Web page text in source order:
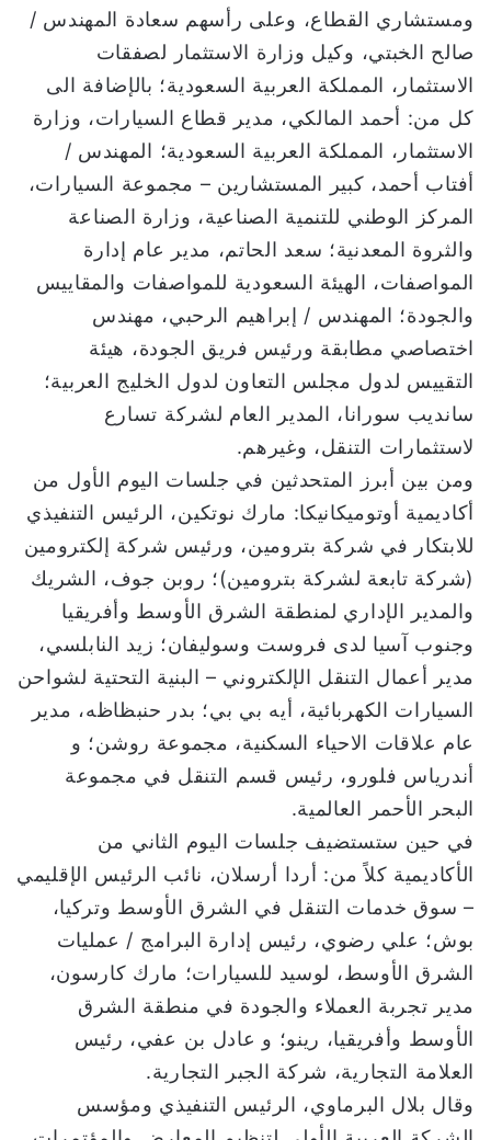
ومستشاري القطاع، وعلى رأسهم سعادة المهندس /
صالح الخبتي، وكيل وزارة الاستثمار لصفقات
الاستثمار، المملكة العربية السعودية؛ بالإضافة الى
كل من: أحمد المالكي، مدير قطاع السيارات، وزارة
الاستثمار، المملكة العربية السعودية؛ المهندس /
أفتاب أحمد، كبير المستشارين – مجموعة السيارات،
المركز الوطني للتنمية الصناعية، وزارة الصناعة
والثروة المعدنية؛ سعد الحاتم، مدير عام إدارة
المواصفات، الهيئة السعودية للمواصفات والمقاييس
والجودة؛ المهندس / إبراهيم الرحبي، مهندس
اختصاصي مطابقة ورئيس فريق الجودة، هيئة
التقييس لدول مجلس التعاون لدول الخليج العربية؛
سانديب سورانا، المدير العام لشركة تسارع
لاستثمارات التنقل، وغيرهم.
ومن بين أبرز المتحدثين في جلسات اليوم الأول من
أكاديمية أوتوميكانيكا: مارك نوتكين، الرئيس التنفيذي
للابتكار في شركة بترومين، ورئيس شركة إلكترومين
(شركة تابعة لشركة بترومين)؛ روبن جوف، الشريك
والمدير الإداري لمنطقة الشرق الأوسط وأفريقيا
وجنوب آسيا لدى فروست وسوليفان؛ زيد النابلسي،
مدير أعمال التنقل الإلكتروني – البنية التحتية لشواحن
السيارات الكهربائية، أيه بي بي؛ بدر حنبظاظه، مدير
عام علاقات الاحياء السكنية، مجموعة روشن؛ و
أندرياس فلورو، رئيس قسم التنقل في مجموعة
البحر الأحمر العالمية.
في حين ستستضيف جلسات اليوم الثاني من
الأكاديمية كلاً من: أردا أرسلان، نائب الرئيس الإقليمي
– سوق خدمات التنقل في الشرق الأوسط وتركيا،
بوش؛ علي رضوي، رئيس إدارة البرامج / عمليات
الشرق الأوسط، لوسيد للسيارات؛ مارك كارسون،
مدير تجربة العملاء والجودة في منطقة الشرق
الأوسط وأفريقيا، رينو؛ و عادل بن عفي، رئيس
العلامة التجارية، شركة الجبر التجارية.
وقال بلال البرماوي، الرئيس التنفيذي ومؤسس